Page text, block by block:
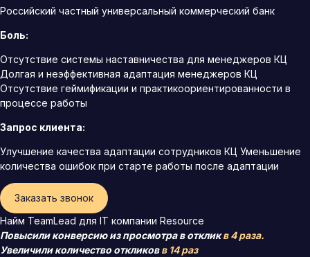
Российский частный универсальный коммерческий банк
Боль:
Отсутствие системы наставничества для менеджеров КЦ
Долгая и неэффективная адаптация менеджеров КЦ
Отсутствие геймификации и практикоориентированности в
процессе работы
Запрос клиента:
Улучшение качества адаптации сотрудников КЦ Уменьшение
количества ошибок при старте работы после адаптации
Заказать звонок
Найм TeamLead для IT компании Resource
Повысили конверсию из просмотра в откликв 4 раза.
Увеличили количество откликовв 14 раз